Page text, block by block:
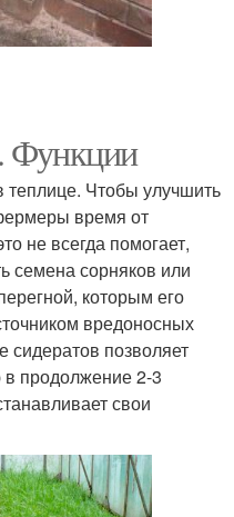
Функции
Чтобы улучшить
время от
не всегда помогает,
семена сорняков или
которым его
вредоносных
позволяет
продолжение 2-3
свои